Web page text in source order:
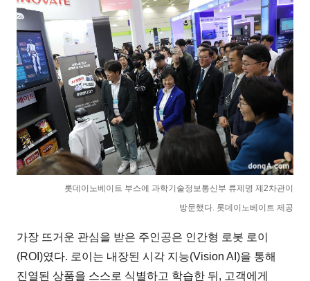
롯데이노베이트 부스에 과학기술정보통신부 류제명 제2차관이
방문했다. 롯데이노베이트 제공
가장 뜨거운 관심을 받은 주인공은 인간형 로봇 로이
(ROI)였다. 로이는 내장된 시각 지능(Vision AI)을 통해
진열된 상품을 스스로 식별하고 학습한 뒤, 고객에게